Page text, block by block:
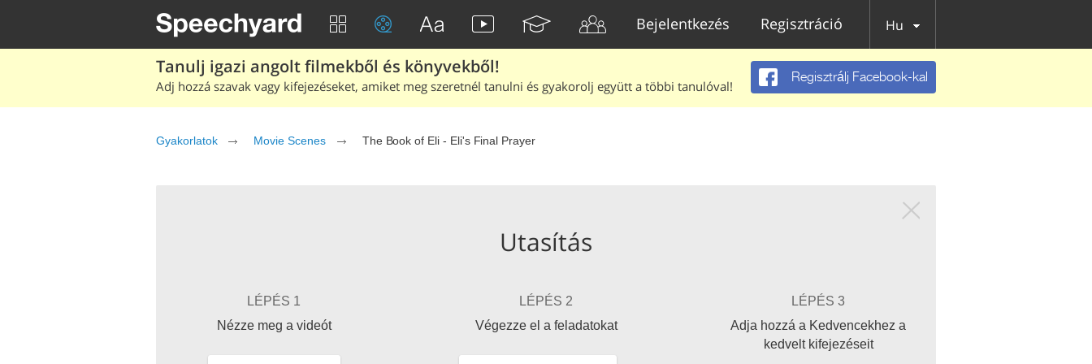
Bejelentkezés Regisztráció Hu
Tanulj igazi angolt filmekből és könyvekből!
Adj hozzá szavak vagy kifejezéseket, amiket meg szeretnél tanulni és gyakorolj együtt a többi tanulóval!
Regisztrálj Facebook-kal
Gyakorlatok Movie Scenes The Book of Eli - Eli's Final Prayer
Utasítás
LÉPÉS 1
Nézze meg a videót
LÉPÉS 2
Végezze el a feladatokat
LÉPÉS 3
Adja hozzá a Kedvencekhez a
kedvelt kifejezéseit